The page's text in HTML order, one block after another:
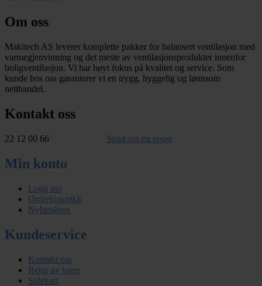
Om oss
Makitech AS leverer komplette pakker for balansert ventilasjon med
varmegjenvinning og det meste av ventilasjonsprodukter innenfor
boligventilasjon. Vi har høyt fokus på kvalitet og service. Som
kunde hos oss garanterer vi en trygg, hyggelig og lønnsom
netthandel.
Kontakt oss
22 12 00 66 Send oss en epost
Min konto
Logg inn
Ordrehistorikk
Nyhetsbrev
Kundeservice
Kontakt oss
Retur av varer
Sidekart